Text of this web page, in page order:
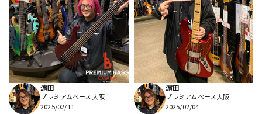
濵田
プレミアムベース大阪
2025/02/11
濵田
プレミアムベース大阪
2025/02/04